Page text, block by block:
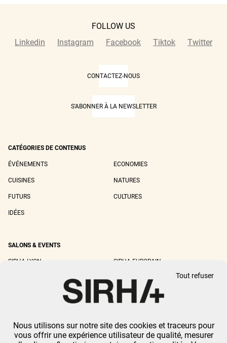
FOLLOW US
Linkedin
Instagram Facebook Tiktok Twitter
CONTACTEZ-NOUS
S'ABONNER À LA NEWSLETTER
CATÉGORIES DE CONTENUS
ÉVÉNEMENTS ECONOMIES
CUISINES NATURES
FUTURS CULTURES
IDÉES
SALONS & EVENTS
SIRHA LYON SIRHA EUROPAIN
SIRHA WORLD PASTRY CUP
MENTIONS LÉGALES -CGU-POLITIQUE DE CONFIDENTIALITÉ-GESTION DES
COOKIES
Nous utilisons sur notre site des cookies et traceurs pour
vous offrir une expérience utilisateur de qualité, mesurer
Tout refuser